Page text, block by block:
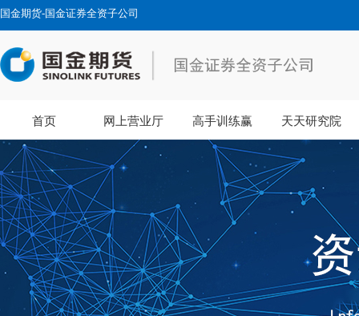
国金期货-国金证券全资子公司
首页 网上营业厅 高手训练赢 天天研究院